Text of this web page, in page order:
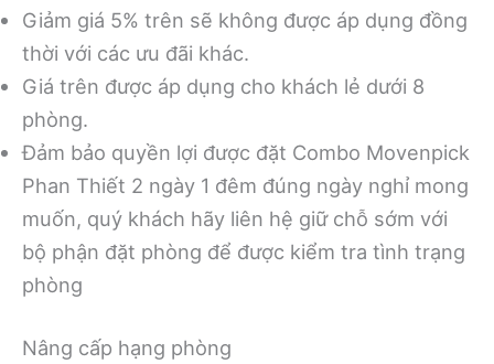
Giảm giá 5% trên sẽ không được áp dụng đồng
thời với các ưu đãi khác.
Giá trên được áp dụng cho khách lẻ dưới 8
phòng.
Đảm bảo quyền lợi được đặt Combo Movenpick
Phan Thiết 2 ngày 1 đêm đúng ngày nghỉ mong
muốn, quý khách hãy liên hệ giữ chỗ sớm với
bộ phận đặt phòng để được kiểm tra tình trạng
phòng
Nâng cấp hạng phòng